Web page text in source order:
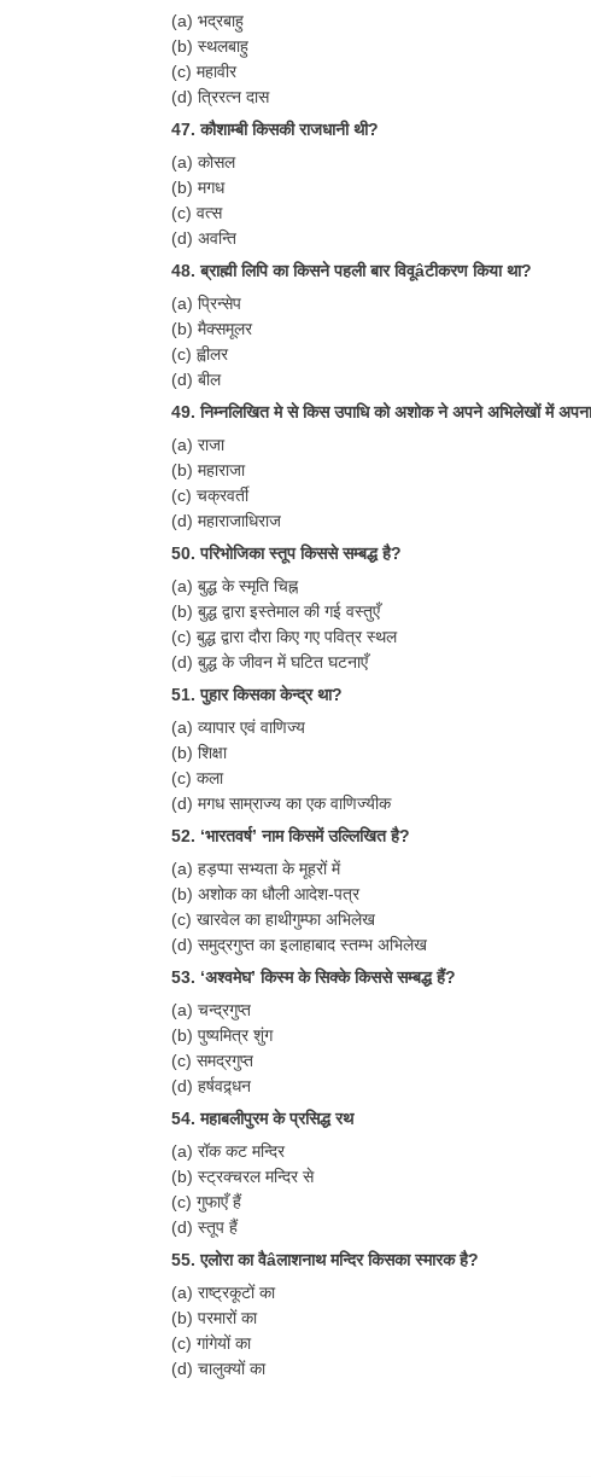
(a) भद्रबाहु
(b) स्थलबाहु
(c) महावीर
(d) त्रिरत्न दास
47. कौशाम्बी किसकी राजधानी थी?
(a) कोसल
(b) मगध
(c) वत्स
(d) अवन्ति
48. ब्राह्मी लिपि का किसने पहली बार विवूâटीकरण किया था?
(a) प्रिन्सेप
(b) मैक्समूलर
(c) ह्वीलर
(d) बील
49. निम्नलिखित मे से किस उपाधि को अशोक ने अपने अभिलेखों में
(a) राजा
(b) महाराजा
(c) चक्रवर्ती
(d) महाराजाधिराज
50. परिभोजिका स्तूप किससे सम्बद्ध है?
(a) बुद्ध के स्मृति चिह्न
(b) बुद्ध द्वारा इस्तेमाल की गई वस्तुएँ
(c) बुद्ध द्वारा दौरा किए गए पवित्र स्थल
(d) बुद्ध के जीवन में घटित घटनाएँ
51. पुहार किसका केन्द्र था?
(a) व्यापार एवं वाणिज्य
(b) शिक्षा
(c) कला
(d) मगध साम्राज्य का एक वाणिज्यीक
52. ‘भारतवर्ष’ नाम किसमें उल्लिखित है?
(a) हड़प्पा सभ्यता के मूहरों में
(b) अशोक का धौली आदेश-पत्र
(c) खारवेल का हाथीगुम्फा अभिलेख
(d) समुद्रगुप्त का इलाहाबाद स्तम्भ अभिलेख
53. ‘अश्वमेघ’ किस्म के सिक्के किससे सम्बद्ध हैं?
(a) चन्द्रगुप्त
(b) पुष्यमित्र शुंग
(c) समद्रगुप्त
(d) हर्षवद्र्धन
54. महाबलीपुरम के प्रसिद्ध रथ
(a) रॉक कट मन्दिर
(b) स्ट्रक्चरल मन्दिर से
(c) गुफाएँ हैं
(d) स्तूप हैं
55. एलोरा का वैâलाशनाथ मन्दिर किसका स्मारक है?
(a) राष्ट्रकूटों का
(b) परमारों का
(c) गांगेयों का
(d) चालुक्यों का